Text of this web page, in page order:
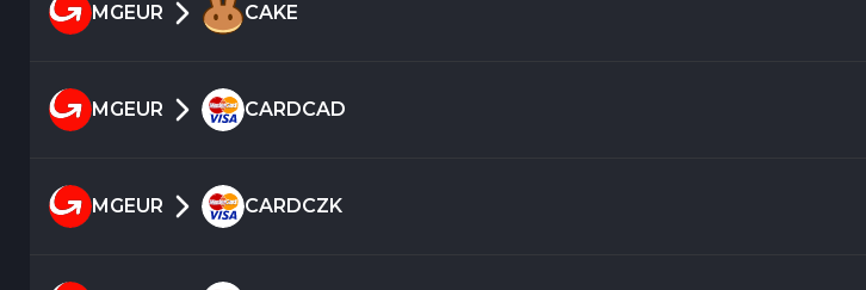
MGEUR CAKE
MGEUR CARDCAD
MGEUR CARDCZK